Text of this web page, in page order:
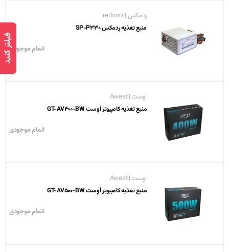
ردمکس | redmax
منبع تغذیه رِدمکس SP-P330
اتمام موجودی
اوِست | Awest
منبع تغذیه کامپیوتر اَوِست GT-AV400-BW
اتمام موجودی
اوِست | Awest
منبع تغذیه کامپیوتر اَوِست GT-AV500-BW
اتمام موجودی
فیلتر کنید